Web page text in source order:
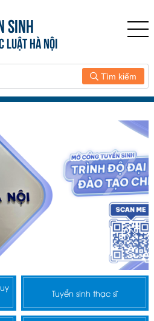
SINH
LUẬT HÀ NỘI
Tìm kiếm
Tuyển sinh thạc sĩ